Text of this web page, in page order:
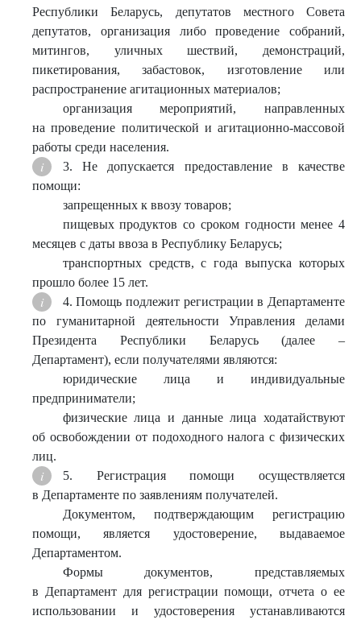
Республики Беларусь, депутатов местного Совета
депутатов, организация либо проведение собраний,
митингов, уличных шествий, демонстраций,
пикетирования, забастовок, изготовление или
распространение агитационных материалов;
организация мероприятий, направленных
на проведение политической и агитационно-массовой
работы среди населения.
3. Не допускается предоставление в качестве
помощи:
запрещенных к ввозу товаров;
пищевых продуктов со сроком годности менее 4
месяцев с даты ввоза в Республику Беларусь;
транспортных средств, с года выпуска которых
прошло более 15 лет.
4. Помощь подлежит регистрации в Департаменте
по гуманитарной деятельности Управления делами
Президента Республики Беларусь (далее –
Департамент), если получателями являются:
юридические лица и индивидуальные
предприниматели;
физические лица и данные лица ходатайствуют
об освобождении от подоходного налога с физических
лиц.
5. Регистрация помощи осуществляется
в Департаменте по заявлениям получателей.
Документом, подтверждающим регистрацию
помощи, является удостоверение, выдаваемое
Департаментом.
Формы документов, представляемых
в Департамент для регистрации помощи, отчета о ее
использовании и удостоверения устанавливаются